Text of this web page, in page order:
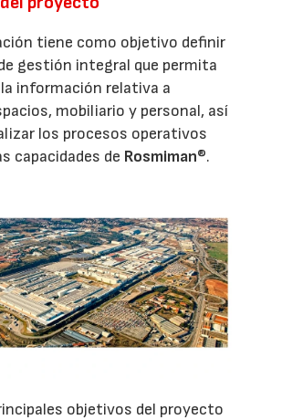
tiene como objetivo definir
gestión integral que permita
información relativa a
mobiliario y personal, así
los procesos operativos
capacidades de Rosmiman®.
objetivos del proyecto